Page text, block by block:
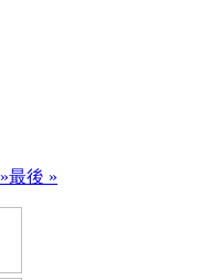
»最後 »